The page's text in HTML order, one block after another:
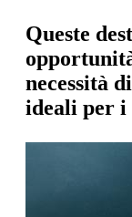
Queste
necessità
ideali per i